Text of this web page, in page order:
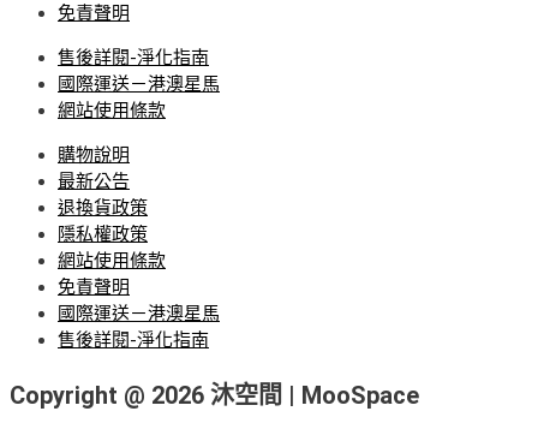
免責聲明
售後詳閱-淨化指南
國際運送－港澳星馬
網站使用條款
購物說明
最新公告
退換貨政策
隱私權政策
網站使用條款
免責聲明
國際運送－港澳星馬
售後詳閱-淨化指南
Copyright @ 2026 沐空間 | MooSpace